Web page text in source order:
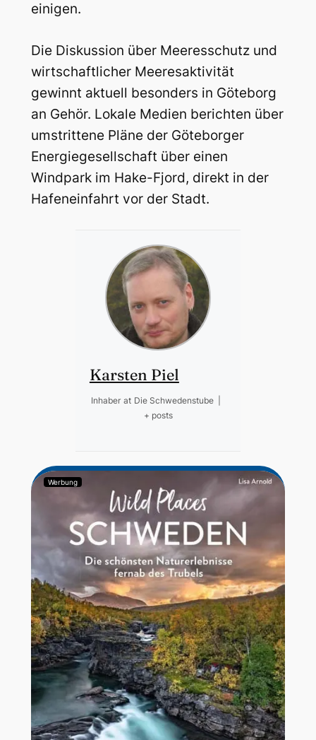
einigen.
Die Diskussion über Meeresschutz und
wirtschaftlicher Meeresaktivität
gewinnt aktuell besonders in Göteborg
an Gehör. Lokale Medien berichten über
umstrittene Pläne der Göteborger
Energiegesellschaft über einen
Windpark im Hake-Fjord, direkt in der
Hafeneinfahrt vor der Stadt.
Karsten Piel
Inhaber at Die Schwedenstube
+ posts
Werbung